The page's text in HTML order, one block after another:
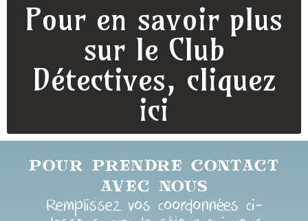
Pour en savoir plus
sur le Club
Détectives, cliquez
ici
POUR PRENDRE CONTACT
AVEC NOUS
Remplissez vos coordonnées ci-